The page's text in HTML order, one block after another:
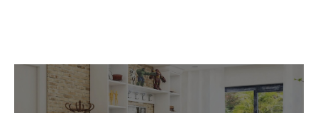
sécurisons chaque étape de votre transaction. Pour
discuter de votre projet, contactez-nous au
04 67 1